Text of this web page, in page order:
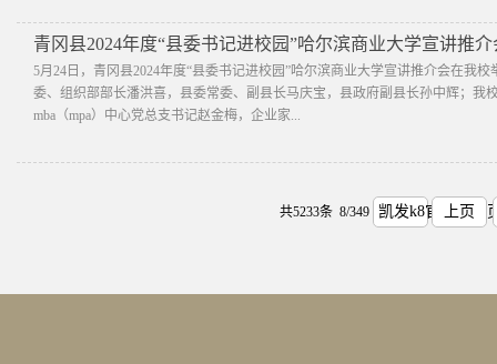
青冈县2024年度“县委书记进校园”哈尔滨商业大学宣讲推
5月24日，青冈县2024年度“县委书记进校园”哈尔滨商业大学宣讲推介会在我
委、组织部部长潘洪喜，县委常委、副县长马庆宝，县政府副县长孙中辉；
mba（mpa）中心党总支书记赵金梅，企业家...
共5233条 8/349 凯发k8官方网首
上页